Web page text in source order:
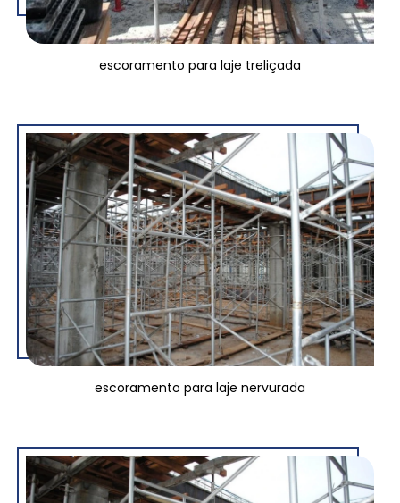
escoramento para laje treliçada
escoramento para laje nervurada